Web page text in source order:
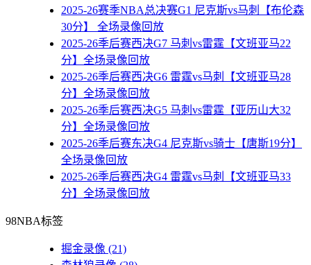
2025-26赛季NBA总决赛G1 尼克斯vs马刺【布伦森
30分】 全场录像回放
2025-26季后赛西决G7 马刺vs雷霆【文班亚马22
分】全场录像回放
2025-26季后赛西决G6 雷霆vs马刺【文班亚马28
分】全场录像回放
2025-26季后赛西决G5 马刺vs雷霆【亚历山大32
分】全场录像回放
2025-26季后赛东决G4 尼克斯vs骑士【唐斯19分】
全场录像回放
2025-26季后赛西决G4 雷霆vs马刺【文班亚马33
分】全场录像回放
98NBA标签
掘金录像 (21)